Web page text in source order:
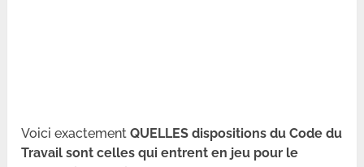
Voici exactement QUELLES dispositions du Code du
Travail sont celles qui entrent en jeu pour le